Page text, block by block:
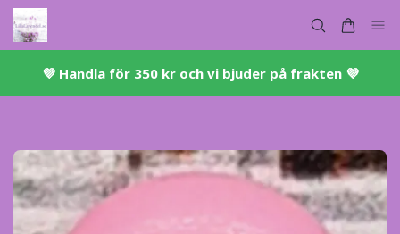
💜 ​Handla för 350 kr och vi bjuder på frakten 💜​